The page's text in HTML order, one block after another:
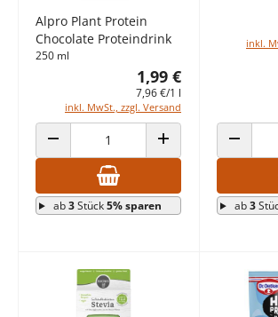
Alpro Plant Protein
Chocolate Proteindrink
250 ml
1,99 €
7,96 €/1 l
inkl. MwSt., zzgl. Versand
ANZAHL VERRINGERN ANZAHL ERHÖHEN
ab3Stück5% sparen
inkl.
ANZAHL
ab3